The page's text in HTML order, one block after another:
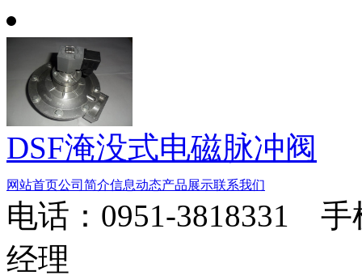
DSF淹没式电磁脉冲阀
网站首页公司简介信息动态产品展示联系我们
电话：0951-3818331 手
经理